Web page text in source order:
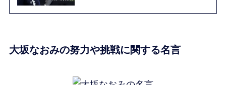
大坂なおみの努力や挑戦に関する名言